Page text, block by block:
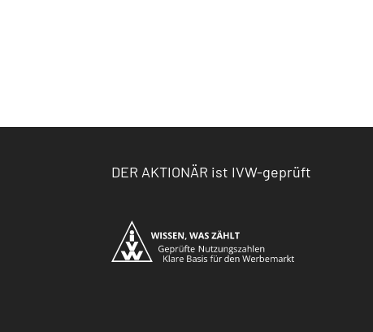
DER AKTIONÄR ist IVW-geprüft